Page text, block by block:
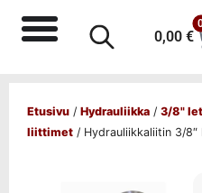
0,00 €
Etusivu / Hydrauliikka / 3/8"
liittimet / Hydrauliikkaliitin 3/